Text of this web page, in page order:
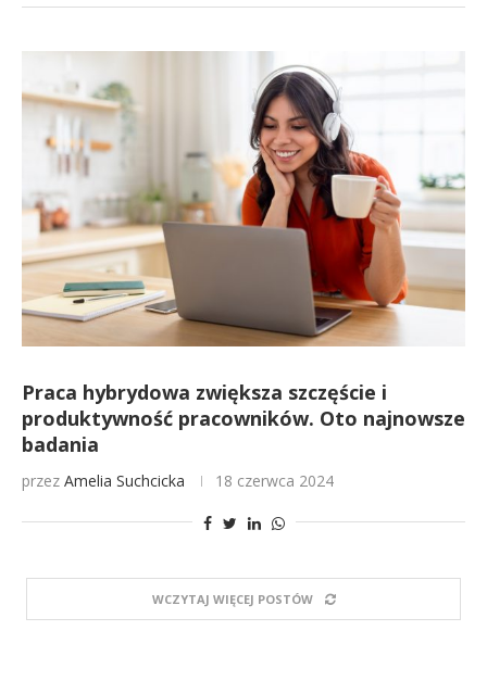
Praca hybrydowa zwiększa szczęście i
produktywność pracowników. Oto najnowsze
badania
przez Amelia Suchcicka 18 czerwca 2024
WCZYTAJ WIĘCEJ POSTÓW